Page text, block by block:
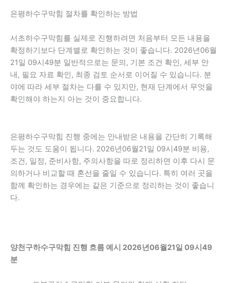
은평하수구막힘 절차를 확인하는 방법
서초하수구막힘를 실제로 진행하려면 처음부터 모든 내용을
확정하기보다 단계별로 확인하는 것이 좋습니다. 2026년06월
21일 09시49분 일반적으로는 문의, 기본 조건 확인, 세부 안
내, 필요 자료 확인, 최종 검토 순서로 이어질 수 있습니다. 분
야에 따라 세부 절차는 다를 수 있지만, 현재 단계에서 무엇을
확인해야 하는지 아는 것이 중요합니다.
은평하수구막힘 진행 중에는 안내받은 내용을 간단히 기록해
두는 것도 도움이 됩니다. 2026년06월21일 09시49분 비용,
조건, 일정, 준비사항, 주의사항을 따로 정리하면 이후 다시 문
의하거나 비교할 때 혼선을 줄일 수 있습니다. 특히 여러 곳을
함께 확인하는 경우에는 같은 기준으로 정리하는 것이 좋습니
다.
양천구하수구막힘 진행 흐름 예시 2026년06월21일 09시49
분